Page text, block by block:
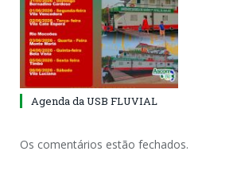
Agenda da USB FLUVIAL
Os comentários estão fechados.